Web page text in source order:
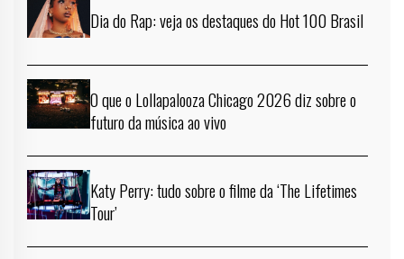
Dia do Rap: veja os destaques do Hot 100 Brasil
O que o Lollapalooza Chicago 2026 diz sobre o
futuro da música ao vivo
Katy Perry: tudo sobre o filme da ‘The Lifetimes
Tour’